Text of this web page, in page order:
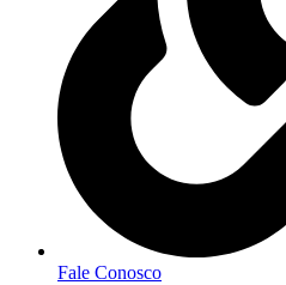
Fale Conosco